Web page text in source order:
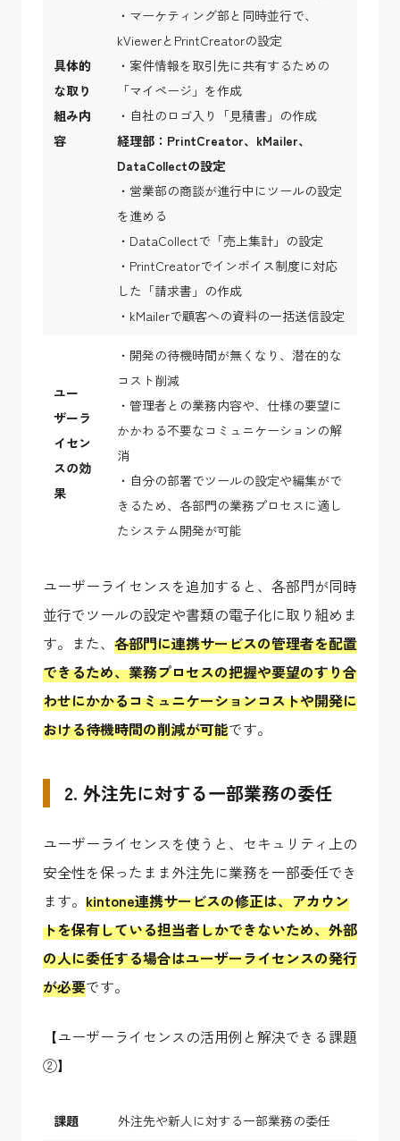
具体的
な取り
組み内
容
・マーケティング部と同時並行で、
kViewerとPrintCreatorの設定
・案件情報を取引先に共有するための
「マイページ」を作成
・自社のロゴ入り「見積書」の作成
経理部：PrintCreator、kMailer、
DataCollectの設定
・営業部の商談が進行中にツールの設定
を進める
・DataCollectで「売上集計」の設定
・PrintCreatorでインボイス制度に対応
した「請求書」の作成
・kMailerで顧客への資料の一括送信設定
ユー
ザーラ
イセン
スの効
果
・開発の待機時間が無くなり、潜在的な
コスト削減
・管理者との業務内容や、仕様の要望に
かかわる不要なコミュニケーションの解
消
・自分の部署でツールの設定や編集がで
きるため、各部門の業務プロセスに適し
たシステム開発が可能
ユーザーライセンスを追加すると、各部門が同時
並行でツールの設定や書類の電子化に取り組めま
す。また、 各部門に連携サービスの管理者を配置
できるため、業務プロセスの把握や要望のすり合
わせにかかるコミュニケーションコストや開発に
おける待機時間の削減が可能です。
2. 外注先に対する一部業務の委任
ユーザーライセンスを使うと、セキュリティ上の
安全性を保ったまま外注先に業務を一部委任でき
ます。 kintone連携サービスの修正は、アカウン
トを保有している担当者しかできないため、外部
の人に委任する場合はユーザーライセンスの発行
が必要です。
【ユーザーライセンスの活用例と解決できる課題
②】
課題 外注先や新人に対する一部業務の委任